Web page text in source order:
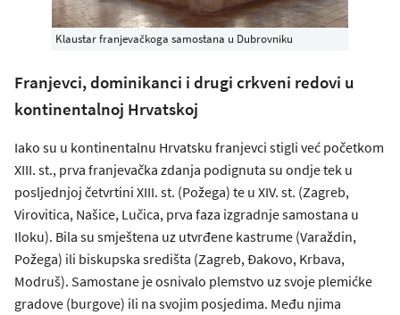
Klaustar franjevačkoga samostana u Dubrovniku
Franjevci, dominikanci i drugi crkveni redovi u
kontinentalnoj Hrvatskoj
Iako su u kontinentalnu Hrvatsku franjevci stigli već početkom
XIII. st., prva franjevačka zdanja podignuta su ondje tek u
posljednjoj četvrtini XIII. st. (Požega) te u XIV. st. (Zagreb,
Virovitica, Našice, Lučica, prva faza izgradnje samostana u
Iloku). Bila su smještena uz utvrđene kastrume (Varaždin,
Požega) ili biskupska središta (Zagreb, Đakovo, Krbava,
Modruš). Samostane je osnivalo plemstvo uz svoje plemićke
gradove (burgove) ili na svojim posjedima. Među njima